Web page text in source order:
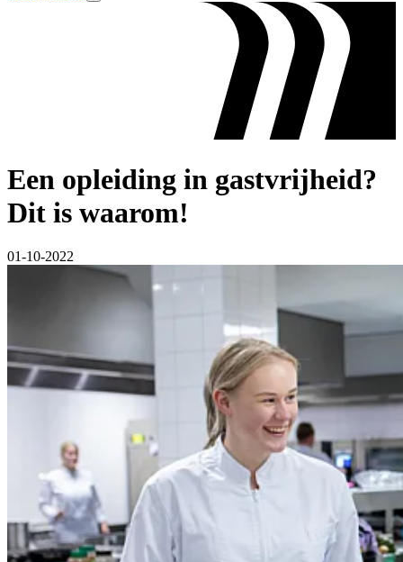
Een opleiding in gastvrijheid?
Dit is waarom!
01-10-2022